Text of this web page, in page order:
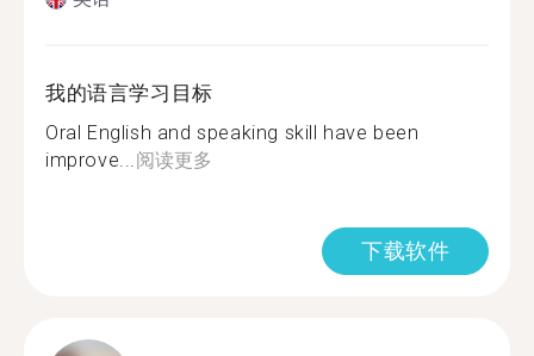
我的语言学习目标
Oral English and speaking skill have been
improve...阅读更多
下载软件